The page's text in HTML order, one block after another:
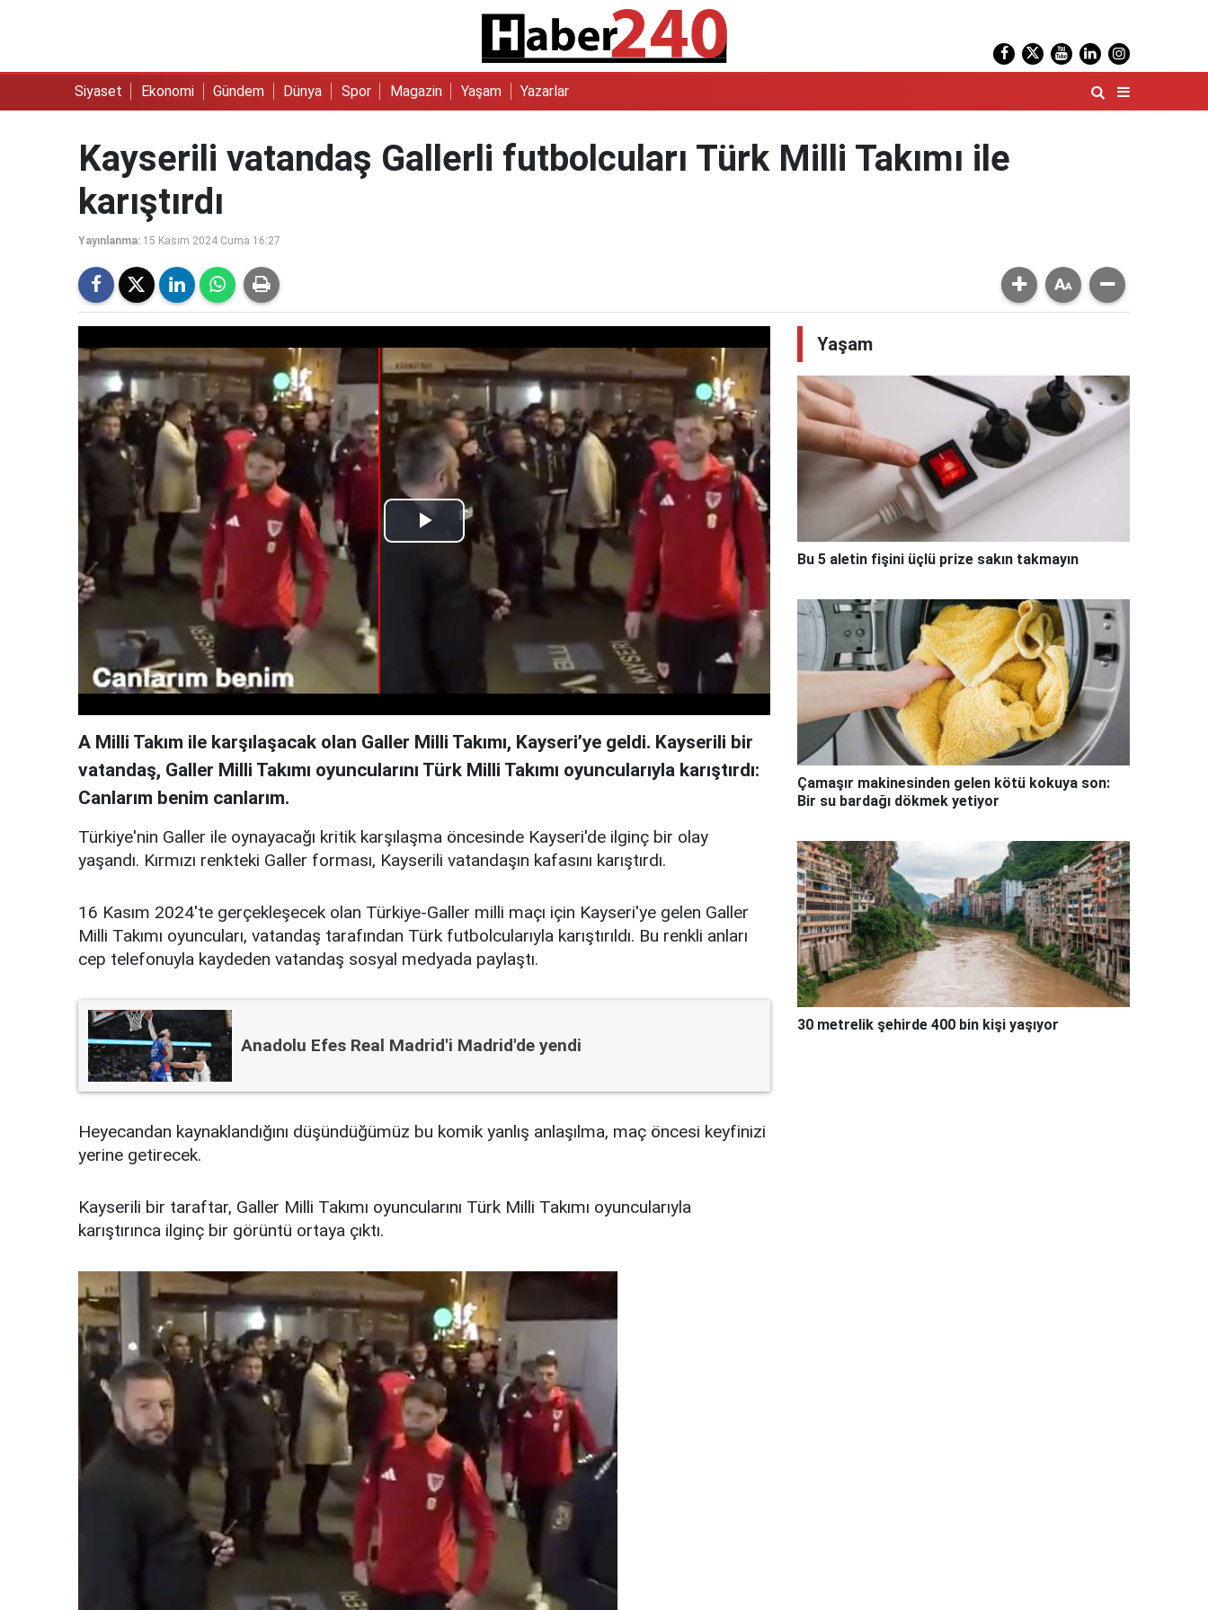
Siyaset Ekonomi Gündem Dünya Spor Magazin Yaşam Yazarlar
Kayserili vatandaş Gallerli futbolcuları Türk Milli Takımı ile
karıştırdı
Yayınlanma: 15 Kasım 2024 Cuma 16:27
Play
Video
A Milli Takım ile karşılaşacak olan Galler Milli Takımı, Kayseri’ye geldi. Kayserili bir
vatandaş, Galler Milli Takımı oyuncularını Türk Milli Takımı oyuncularıyla karıştırdı:
Canlarım benim canlarım.
Türkiye'nin Galler ile oynayacağı kritik karşılaşma öncesinde Kayseri'de ilginç bir olay
yaşandı. Kırmızı renkteki Galler forması, Kayserili vatandaşın kafasını karıştırdı.
16 Kasım 2024'te gerçekleşecek olan Türkiye-Galler milli maçı için Kayseri'ye gelen Galler
Milli Takımı oyuncuları, vatandaş tarafından Türk futbolcularıyla karıştırıldı. Bu renkli anları
cep telefonuyla kaydeden vatandaş sosyal medyada paylaştı.
Anadolu Efes Real Madrid'i Madrid'de yendi
Heyecandan kaynaklandığını düşündüğümüz bu komik yanlış anlaşılma, maç öncesi keyfinizi
yerine getirecek.
Kayserili bir taraftar, Galler Milli Takımı oyuncularını Türk Milli Takımı oyuncularıyla
karıştırınca ilginç bir görüntü ortaya çıktı.
Yaşam
Bu 5 aletin fişini üçlü prize sakın takmayın
Çamaşır makinesinden gelen kötü kokuya son:
Bir su bardağı dökmek yetiyor
30 metrelik şehirde 400 bin kişi yaşıyor